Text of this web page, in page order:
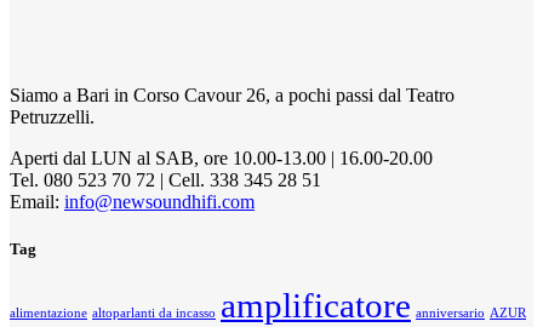
Siamo a Bari in Corso Cavour 26, a pochi passi dal Teatro
Petruzzelli.
Aperti dal LUN al SAB, ore 10.00-13.00 | 16.00-20.00
Tel. 080 523 70 72 | Cell. 338 345 28 51
Email: info@newsoundhifi.com
Tag
alimentazione altoparlanti da incasso amplificatore anniversario AZUR